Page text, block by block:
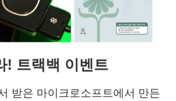
! 트랙백 이벤트
받은 마이크로소프트에서 만든